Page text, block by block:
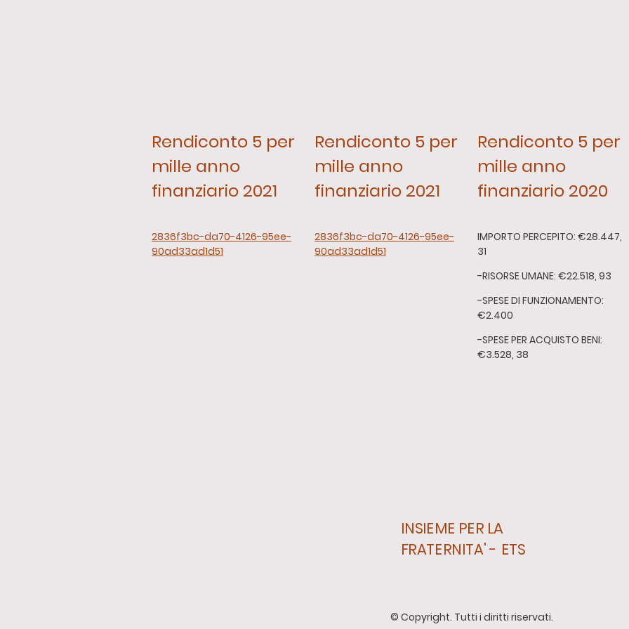
Rendiconto 5 per
mille anno
finanziario 2021
2836f3bc-da70-4126-95ee-
90ad33ad1d51
Rendiconto 5 per
mille anno
finanziario 2021
2836f3bc-da70-4126-95ee-
90ad33ad1d51
Rendiconto 5 per
mille anno
finanziario 2020
IMPORTO PERCEPITO: €28.447,
31
-RISORSE UMANE: €22.518, 93
-SPESE DI FUNZIONAMENTO:
€2.400
-SPESE PER ACQUISTO BENI:
€3.528, 38
INSIEME PER LA
FRATERNITA' - ETS
© Copyright. Tutti i diritti riservati.